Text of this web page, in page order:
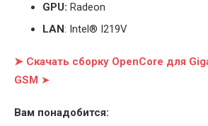
GPU: Radeon
LAN: Intel® I219V
➤ Скачать сборку OpenCore для
GSM ➤
Вам понадобится: